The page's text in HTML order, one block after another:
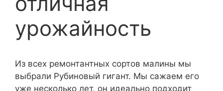
урожайность
Из всех ремонтантных сортов малины мы
выбрали Рубиновый гигант. Мы сажаем его
уже несколько лет, он идеально подходит